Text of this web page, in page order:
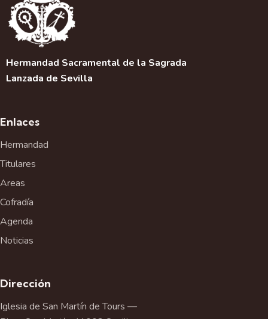
Hermandad Sacramental de la Sagrada
Lanzada de Sevilla
Enlaces
Hermandad
Titulares
Areas
Cofradía
Agenda
Noticias
Dirección
Iglesia de San Martín de Tours —